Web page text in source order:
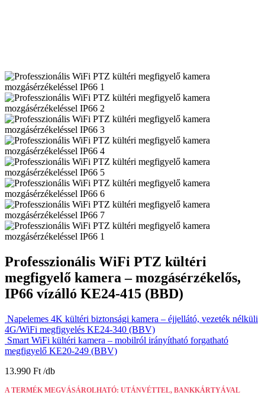
Professzionális WiFi PTZ kültéri
megfigyelő kamera – mozgásérzékelős,
IP66 vízálló KE24-415 (BBD)
Napelemes 4K kültéri biztonsági kamera – éjjellátó, vezeték nélküli
4G/WiFi megfigyelés KE24-340 (BBV)
Smart WiFi kültéri kamera – mobilról irányítható forgatható
megfigyelő KE20-249 (BBV)
13.990 Ft
A TERMÉK MEGVÁSÁROLHATÓ: UTÁNVÉTTEL, BANKKÁRTYÁVAL